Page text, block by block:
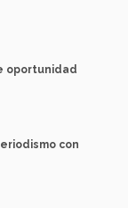
oportunidad
con